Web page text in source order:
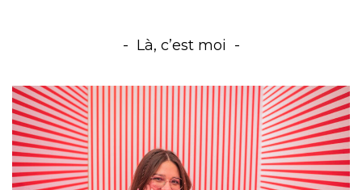
Là, c’est moi